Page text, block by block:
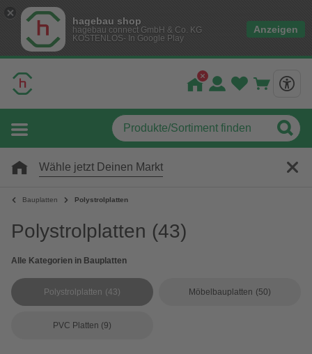
hagebau shop
hagebau connect GmbH & Co. KG
KOSTENLOS- In Google Play
Anzeigen
Wähle jetzt Deinen Markt
Bauplatten Polystrolplatten
Polystrolplatten (43)
Alle Kategorien in Bauplatten
Polystrolplatten (43) Möbelbauplatten (50)
PVC Platten (9)